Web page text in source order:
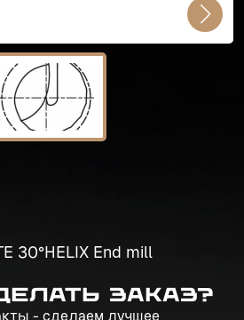
30°HELIX End mill
заказ?
- сделаем лучшее